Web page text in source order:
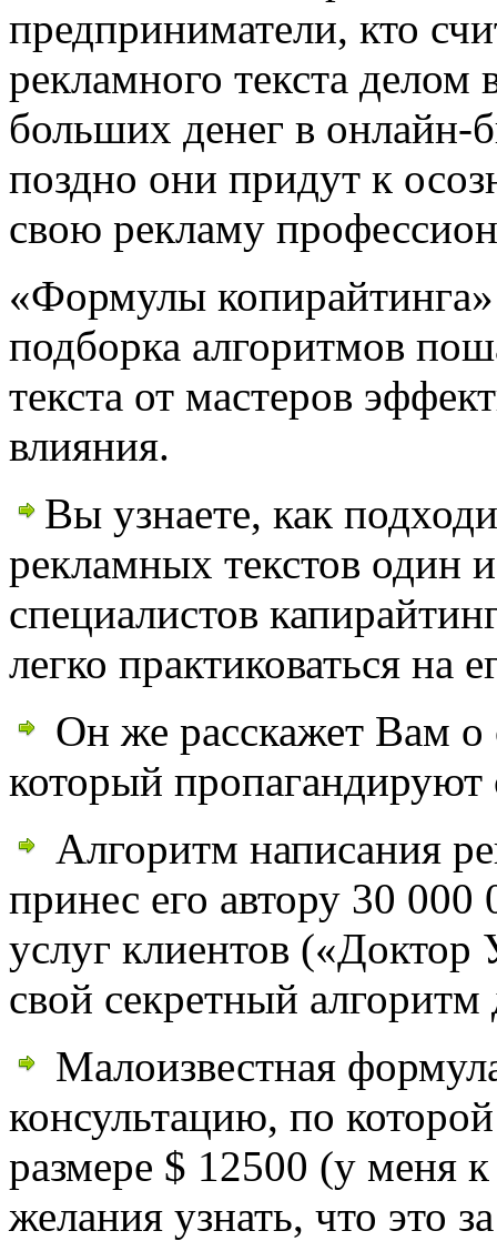
предприниматели, кто
рекламного текста делом
больших денег в онлайн-
поздно они придут к
свою рекламу
«Формулы
подборка алгоритмов
текста от мастеров
влияния.
Вы узнаете, как
рекламных текстов один
специалистов
легко практиковаться на
Он же расскажет Вам
который
Алгоритм написания
принес его автору 30
услуг клиентов
свой секретный
Малоизвестная
консультацию, по
размере $ 12500 (у меня
желания узнать, что это